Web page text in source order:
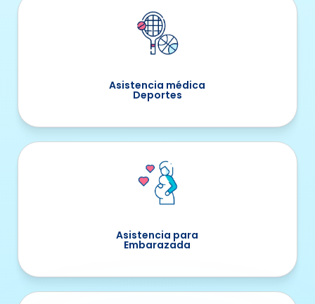
Asistencia médica
Deportes
Asistencia para
Embarazada